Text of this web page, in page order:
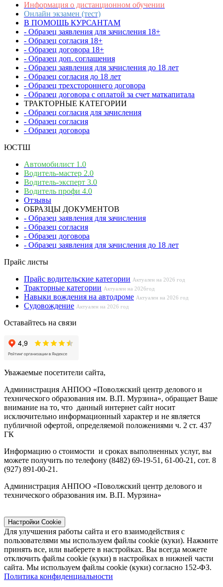
Информация о дистанционном обучении
Онлайн экзамен (тест)
В ПОМОЩЬ КУРСАНТАМ
- Образец заявления для зачисления 18+
- Образец согласия 18+
- Образец договора 18+
- Образец доп. соглашения
- Образец заявления для зачисления до 18 лет
- Образец согласия до 18 лет
- Образец трехстороннего договора
- Образец договора с оплатой за счет маткапитала
ТРАКТОРНЫЕ КАТЕГОРИИ
- Образец согласия для зачисления
- Образец согласия
- Образец договора
ЮСТШ
Автомобилист 1.0
Водитель-мастер 2.0
Водитель-эксперт 3.0
Водитель профи 4.0
Отзывы
ОБРАЗЦЫ ДОКУМЕНТОВ
- Образец заявления для зачисления
- Образец согласия
- Образец договора
- Образец заявления для зачисления до 18 лет
Прайс листы
Прайс водительские категории Актуален на 2026 год
Тракторные категории Актуален на 2026год
Навыки вождения на автодроме Актуален на 2026 год
Судовождение Актуален на 2026 год
Оставайтесь на связи
Уважаемые посетители сайта,
Администрация АНПОО «Поволжский центр делового и
технического образования им. В.П. Мурзина», обращает Ваше
внимание на то, что данный интернет сайт носит
исключительно информационный характер и не является
публичной офертой, определяемой положениями ч. 2 ст. 437
ГК
Информацию о стоимости и сроках выполненных услуг, вы
можете получить по телефону (8482) 69-19-51, 61-00-21, сот. 8
(927) 891-00-21.
Администрация АНПОО «Поволжский центр делового и
технического образования им. В.П. Мурзина»
Настройки Cookie
Для улучшения работы сайта и его взаимодействия с
пользователями мы используем файлы cookie (куки). Нажмите
принять все, или выберете в настройках. Вы всегда можете
отключить файлы cookie (куки) в настройках в нижней части
сайта. Мы используем файлы cookie (куки) согласно 152-ФЗ.
Политика конфиденциальности